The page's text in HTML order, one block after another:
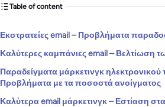
Table of content
Εκστρατείες email – Προβλήματα
Καλύτερες καμπάνιες email – Βελτίωση
Παραδείγματα μάρκετινγκ ηλεκτρονικού
Προβλήματα με τα ποσοστά ανοίγματος
Καλύτερα email μάρκετινγκ – Εστίαση